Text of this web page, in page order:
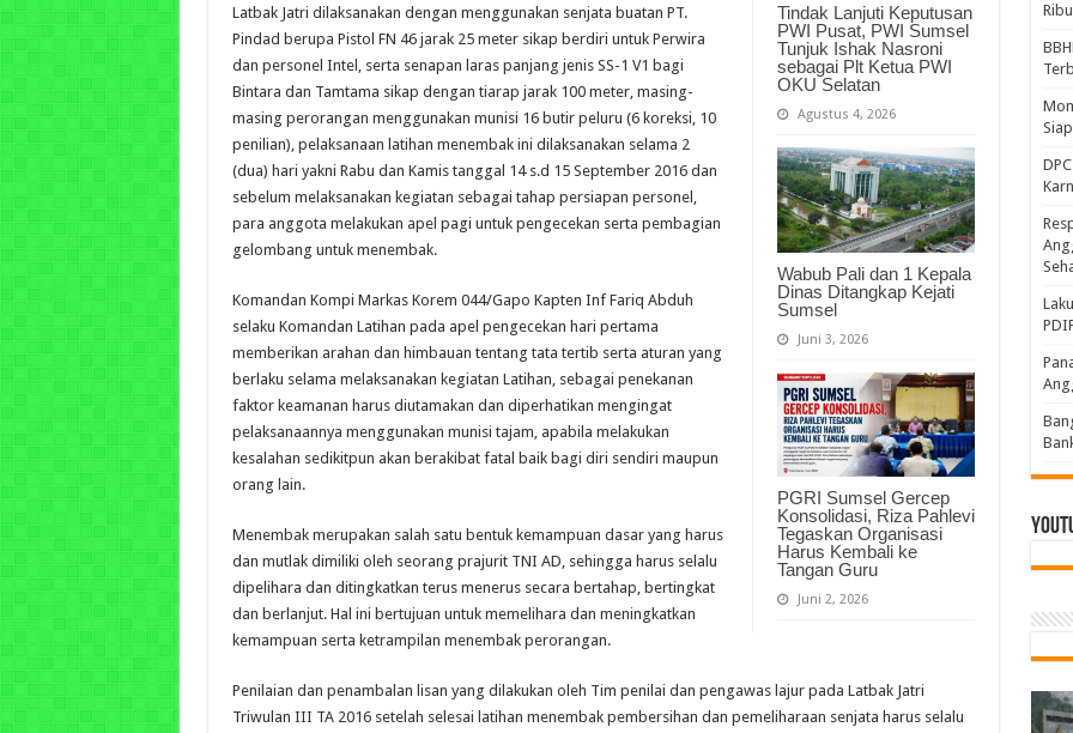
Tindak Lanjuti Keputusan
PWI Pusat, PWI Sumsel
Tunjuk Ishak Nasroni
sebagai Plt Ketua PWI
OKU Selatan
Agustus 4, 2026
Wabub Pali dan 1 Kepala
Dinas Ditangkap Kejati
Sumsel
Juni 3, 2026
PGRI Sumsel Gercep
Konsolidasi, Riza Pahlevi
Tegaskan Organisasi
Harus Kembali ke
Tangan Guru
Juni 2, 2026
Latbak Jatri dilaksanakan dengan menggunakan senjata buatan PT.
Pindad berupa Pistol FN 46 jarak 25 meter sikap berdiri untuk Perwira
dan personel Intel, serta senapan laras panjang jenis SS-1 V1 bagi
Bintara dan Tamtama sikap dengan tiarap jarak 100 meter, masing-
masing perorangan menggunakan munisi 16 butir peluru (6 koreksi, 10
penilian), pelaksanaan latihan menembak ini dilaksanakan selama 2
(dua) hari yakni Rabu dan Kamis tanggal 14 s.d 15 September 2016 dan
sebelum melaksanakan kegiatan sebagai tahap persiapan personel,
para anggota melakukan apel pagi untuk pengecekan serta pembagian
gelombang untuk menembak.
Komandan Kompi Markas Korem 044/Gapo Kapten Inf Fariq Abduh
selaku Komandan Latihan pada apel pengecekan hari pertama
memberikan arahan dan himbauan tentang tata tertib serta aturan yang
berlaku selama melaksanakan kegiatan Latihan, sebagai penekanan
faktor keamanan harus diutamakan dan diperhatikan mengingat
pelaksanaannya menggunakan munisi tajam, apabila melakukan
kesalahan sedikitpun akan berakibat fatal baik bagi diri sendiri maupun
orang lain.
Menembak merupakan salah satu bentuk kemampuan dasar yang harus
dan mutlak dimiliki oleh seorang prajurit TNI AD, sehingga harus selalu
dipelihara dan ditingkatkan terus menerus secara bertahap, bertingkat
dan berlanjut. Hal ini bertujuan untuk memelihara dan meningkatkan
kemampuan serta ketrampilan menembak perorangan.
Penilaian dan penambalan lisan yang dilakukan oleh Tim penilai dan pengawas lajur pada Latbak Jatri
Triwulan III TA 2016 setelah selesai latihan menembak pembersihan dan pemeliharaan senjata harus selalu